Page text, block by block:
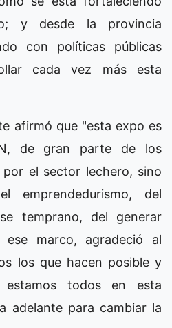
y desde la provincia
con políticas públicas
cada vez más esta
afirmó que "esta expo es
de gran parte de los
el sector lechero, sino
emprendedurismo, del
temprano, del generar
ese marco, agradeció al
los que hacen posible y
estamos todos en esta
adelante para cambiar la